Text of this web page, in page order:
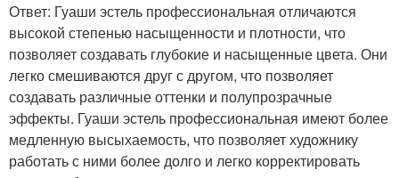
Ответ: Гуаши эстель профессиональная отличаются
высокой степенью насыщенности и плотности, что
позволяет создавать глубокие и насыщенные цвета. Они
легко смешиваются друг с другом, что позволяет
создавать различные оттенки и полупрозрачные
эффекты. Гуаши эстель профессиональная имеют более
медленную высыхаемость, что позволяет художнику
работать с ними более долго и легко корректировать